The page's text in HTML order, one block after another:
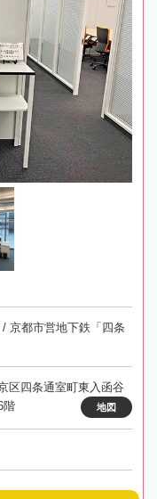
京都市営地下鉄「四条
区四条通室町東入函谷
階
地図